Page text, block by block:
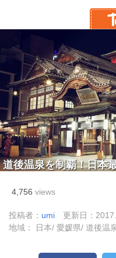
道後温泉を制覇！日本
4,756 views
投稿者： umi 更新日：
地域： 日本/ 愛媛県/ 道後温